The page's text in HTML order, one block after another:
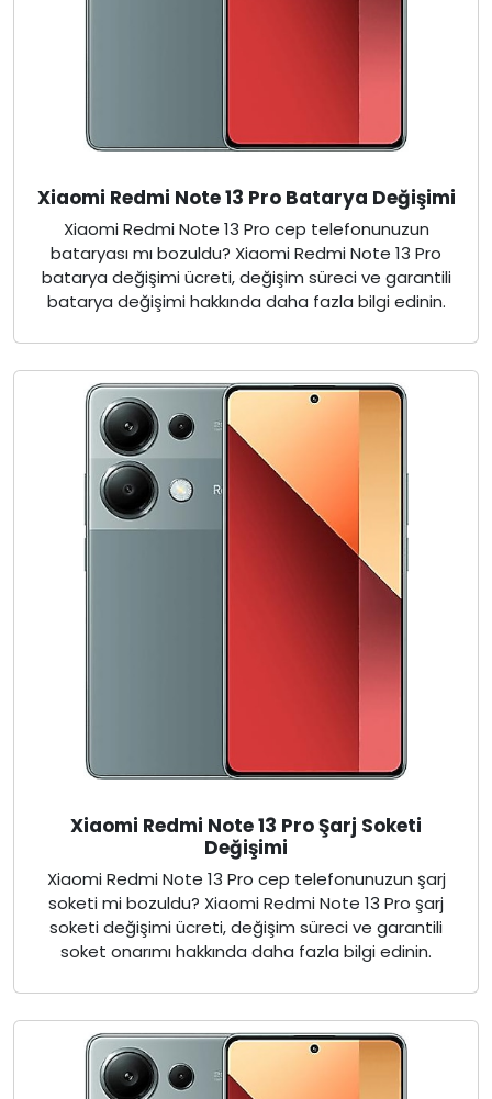
Xiaomi Redmi Note 13 Pro Batarya Değişimi
Xiaomi Redmi Note 13 Pro cep telefonunuzun
bataryası mı bozuldu? Xiaomi Redmi Note 13 Pro
batarya değişimi ücreti, değişim süreci ve garantili
batarya değişimi hakkında daha fazla bilgi edinin.
Xiaomi Redmi Note 13 Pro Şarj Soketi
Değişimi
Xiaomi Redmi Note 13 Pro cep telefonunuzun şarj
soketi mi bozuldu? Xiaomi Redmi Note 13 Pro şarj
soketi değişimi ücreti, değişim süreci ve garantili
soket onarımı hakkında daha fazla bilgi edinin.